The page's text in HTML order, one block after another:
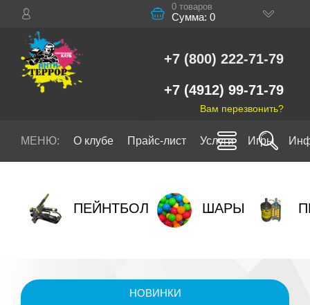
0 товаров
Сумма: 0
+7 (800) 222-71-79
+7 (4912) 99-71-79
Вам перезвонить?
МЕНЮ: О клубе Прайс-лист Услуги Игры
ПЕЙНТБОЛ ШАРЫ
НОВИНКИ